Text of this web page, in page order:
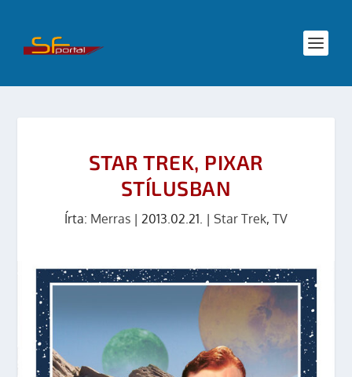
STAR TREK, PIXAR
STÍLUSBAN
Írta: Merras | 2013.02.21. | Star Trek, TV